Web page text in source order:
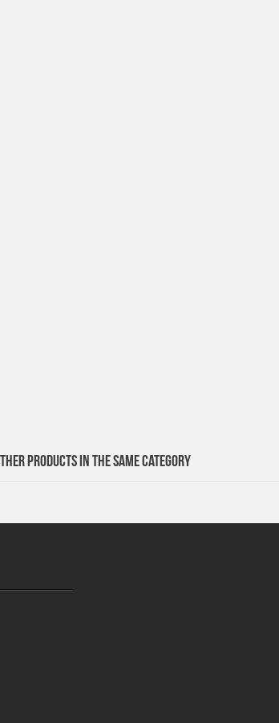
PRODUCTS IN THE SAME CATEGORY